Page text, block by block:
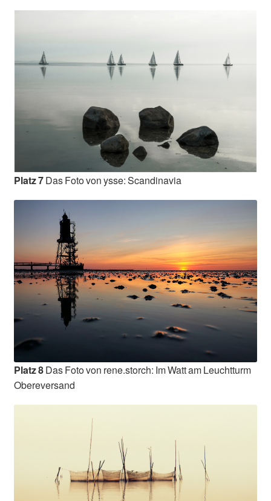
Platz 7Das Foto von ysse: Scandinavia
Platz 8Das Foto von rene.storch: Im Watt am Leuchtturm
Obereversand